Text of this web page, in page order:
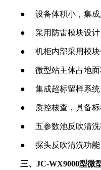
● 设备体积小，集
● 采用防雷模块设
● 机柜内部采用模
● 微型站主体占地
● 集成超标留样系
● 质控核查，具备
● 五参数池反吹清
● 探头反吹清洗功能
三、JC-WX9000型微